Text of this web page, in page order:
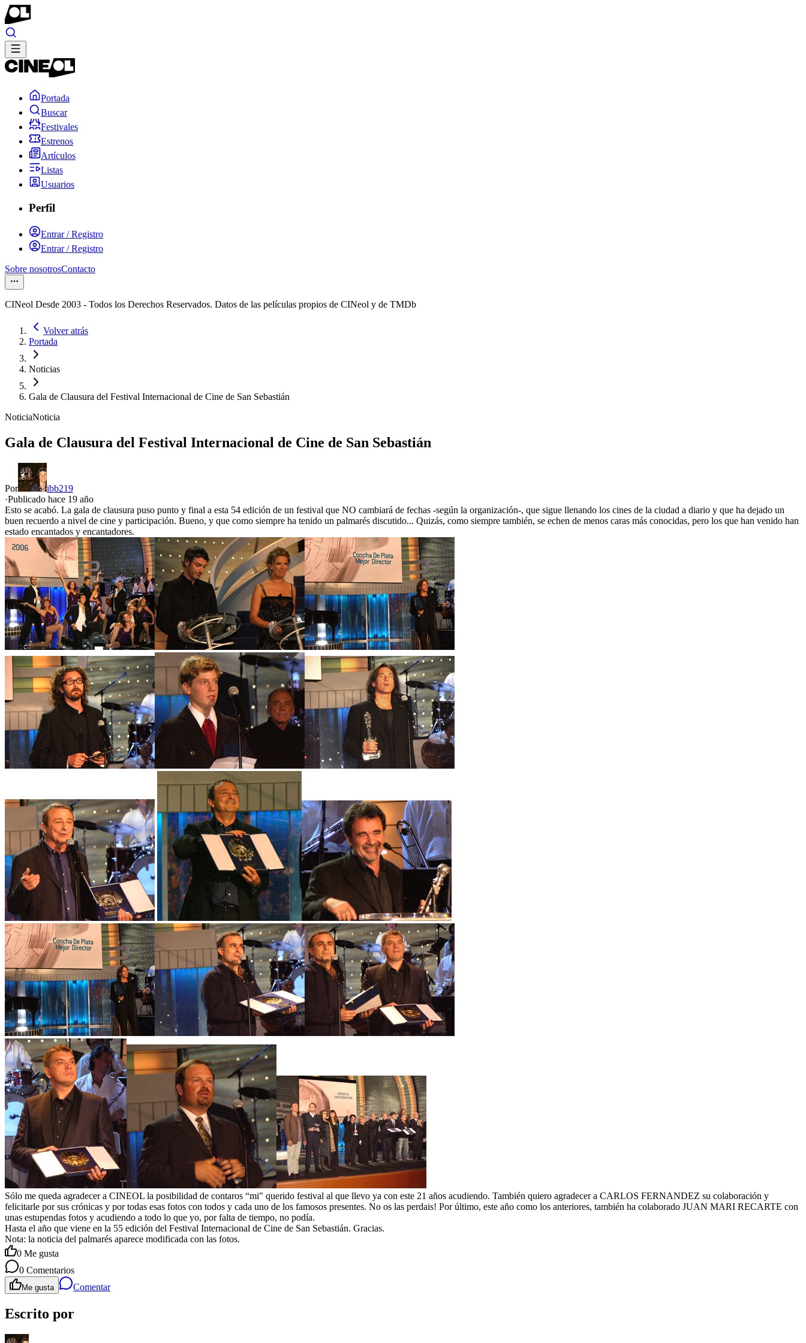
Portada
Buscar
Festivales
Estrenos
Artículos
Listas
Usuarios
Perfil
Entrar / Registro
Entrar / Registro
Sobre nosotrosContacto
CINeol Desde 2003 - Todos los Derechos Reservados. Datos de las películas propios de CINeol y de TMDb
Volver atrás
Portada
Noticias
Gala de Clausura del Festival Internacional de Cine de San Sebastián
NoticiaNoticia
Gala de Clausura del Festival Internacional de Cine de San Sebastián
Por
ibb219
·Publicado hace 19 año
Esto se acabó. La gala de clausura puso punto y final a esta 54 edición de un festival que NO cambiará de fechas -según la organización-, que sigue llenando los cines de la ciudad a diario y que ha dejado un
buen recuerdo a nivel de cine y participación. Bueno, y que como siempre ha tenido un palmarés discutido... Quizás, como siempre también, se echen de menos caras más conocidas, pero los que han venido han
estado encantados y encantadores.
Sólo me queda agradecer a CINEOL la posibilidad de contaros “mi" querido festival al que llevo ya con este 21 años acudiendo. También quiero agradecer a CARLOS FERNANDEZ su colaboración y
felicitarle por sus crónicas y por todas esas fotos con todos y cada uno de los famosos presentes. No os las perdais! Por último, este año como los anteriores, también ha colaborado JUAN MARI RECARTE con
unas estupendas fotos y acudiendo a todo lo que yo, por falta de tiempo, no podía.
Hasta el año que viene en la 55 edición del Festival Internacional de Cine de San Sebastián. Gracias.
Nota: la noticia del palmarés aparece modificada con las fotos.
0 Me gusta
0 Comentarios
Me gusta Comentar
Escrito por